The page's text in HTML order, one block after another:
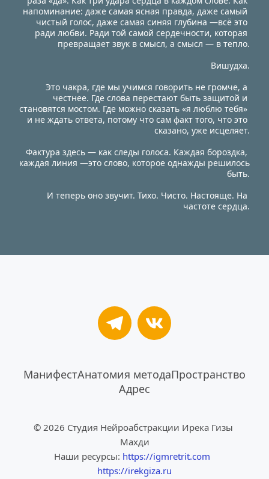
напоминание: даже самая ясная правда, даже самый
чистый голос, даже самая синяя глубина —всё это
ради любви. Ради той самой сердечности, которая
превращает звук в смысл, а смысл — в тепло.
Вишудха.
Это чакра, где мы учимся говорить не громче, а
честнее. Где слова перестают быть защитой и
становятся мостом. Где можно сказать «я люблю тебя»
и не ждать ответа, потому что сам факт того, что это
сказано, уже исцеляет.
Фактура здесь — как следы голоса. Каждая бороздка,
каждая линия —это слово, которое однажды решилось
быть.
И теперь оно звучит. Тихо. Чисто. Настояще. На
частоте сердца.
МанифестАнатомия методаПространство
Адрес
© 2026 Студия Нейроабстракции Ирека Гизы
Махди
Наши ресурсы: https://igmretrit.com
https://irekgiza.ru